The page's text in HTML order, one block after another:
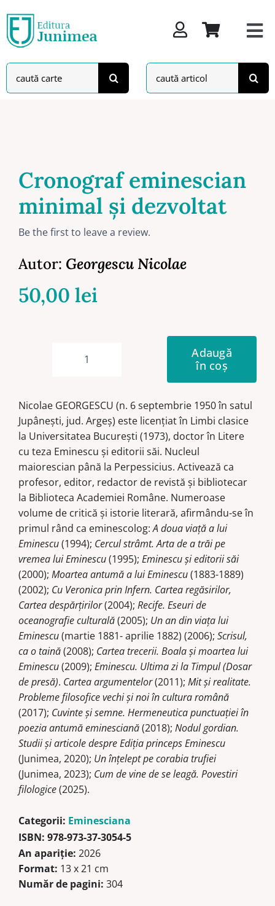
to
content
Search
for:
Search
for:
Cronograf eminescian
minimal și dezvoltat
Be the first to leave a review.
Autor: Georgescu Nicolae
50,00 lei
Cantitate
minimal
și
dezvoltat
Adaugă
în coș
Nicolae GEORGESCU (n. 6 septembrie 1950 în satul
Jupânești, jud. Argeș) este licențiat în Limbi clasice
la Universitatea București (1973), doctor în Litere
cu teza Eminescu și editorii săi. Nucleul
maiorescian până la Perpessicius. Activează ca
profesor, editor, redactor de revistă și bibliotecar
la Biblioteca Academiei Române. Numeroase
volume de critică și istorie literară, afirmându-se în
primul rând ca eminescolog:A doua viață a lui
Eminescu(1994); Cercul strâmt. Arta de a trăi pe
vremea lui Eminescu(1995); Eminescu şi editorii săi
(2000); Moartea antumă a lui Eminescu(1883-1889)
(2002); Cu Veronica prin Infern. Cartea regăsirilor,
Cartea despărțirilor(2004); Recife. Eseuri de
oceanografie culturală(2005); Un an din viaţa lui
Eminescu(martie 1881- aprilie 1882) (2006); Scrisul,
ca o taină(2008); Cartea trecerii. Boala şi moartea lui
Eminescu(2009); Eminescu. Ultima zi la Timpul (Dosar
de presă). Cartea argumentelor(2011); Mit și realitate.
Probleme filosofice vechi și noi în cultura română
(2017); Cuvinte și semne. Hermeneutica punctuației în
poezia antumă eminesciană(2018); Nodul gordian.
Studii și articole despre Ediția princeps Eminescu
(Junimea, 2020); Un înțelept pe corabia trufiei
(Junimea, 2023); Cum de vine de se leagă. Povestiri
filologice(2025).
Categorii: Eminesciana
ISBN: 978-973-37-3054-5
An apariție: 2026
Format: 13 x 21 cm
Număr de pagini: 304